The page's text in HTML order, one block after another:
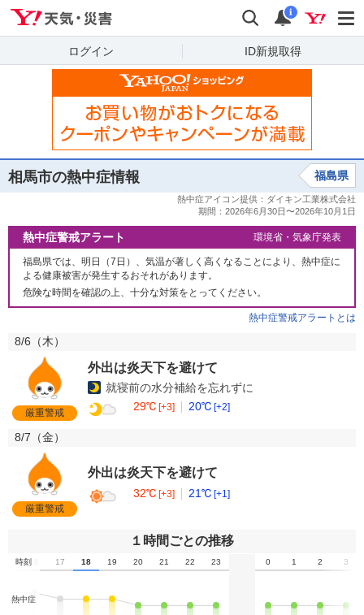
検索 通知
i
ログイン ID新規取得
相馬市の熱中症情報 福島県
熱中症警戒アラート 環境省・気象庁発表
福島県では、明日（7日）、気温が著しく高くなることにより、熱中症に
よる健康被害が発生するおそれがあります。
危険な時間を確認の上、十分な対策をとってください。
熱中症警戒アラートとは
8/6（木）
厳重警戒
外出は炎天下を避けて
就寝前の水分補給を忘れずに
29℃ [+3] 20℃ [+2]
8/7（金）
厳重警戒
外出は炎天下を避けて
32℃ [+3] 21℃ [+1]
１時間ごとの推移
時刻16 17 18 19 20 21 22 23 0 1 2 3
熱中症